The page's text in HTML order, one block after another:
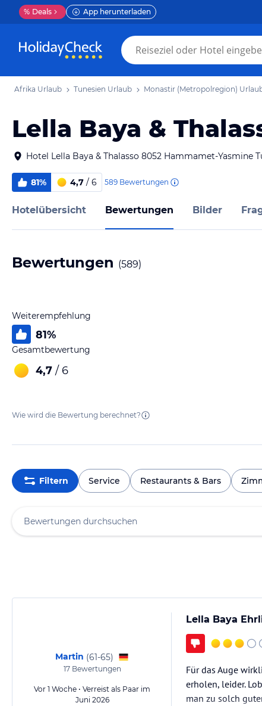
% Deals App herunterladen
Afrika Urlaub Tunesien Urlaub Monastir (Metropolregion)
Lella Baya &
Hotel Lella Baya & Thalasso 8052 Hammamet-Yasmine
81% 4,7 / 6 589 Bewertungen
Hotelübersicht Bewertungen Bilder
Bewertungen (589)
Weiterempfehlung
81%
Gesamtbewertung
4,7 / 6
Wie wird die Bewertung berechnet?
Filtern Service Restaurants & Bars
Martin (61-65)
17Bewertungen
Vor 1 Woche • Verreist als Paar im
Juni 2026
Lella Baya
Für das Auge
erholen, leider.
man zu solch